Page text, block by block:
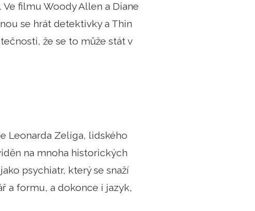
filmu Woody Allen a Diane
se hrát detektivky a Thin
že se to může stát v
Leonarda Zeliga, lidského
na mnoha historických
psychiatr, který se snaží
a formu, a dokonce i jazyk,